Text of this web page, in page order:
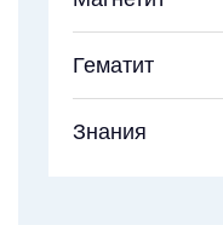
Гематит
Знания